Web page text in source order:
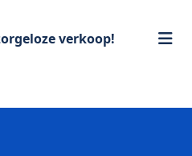
verkoop!